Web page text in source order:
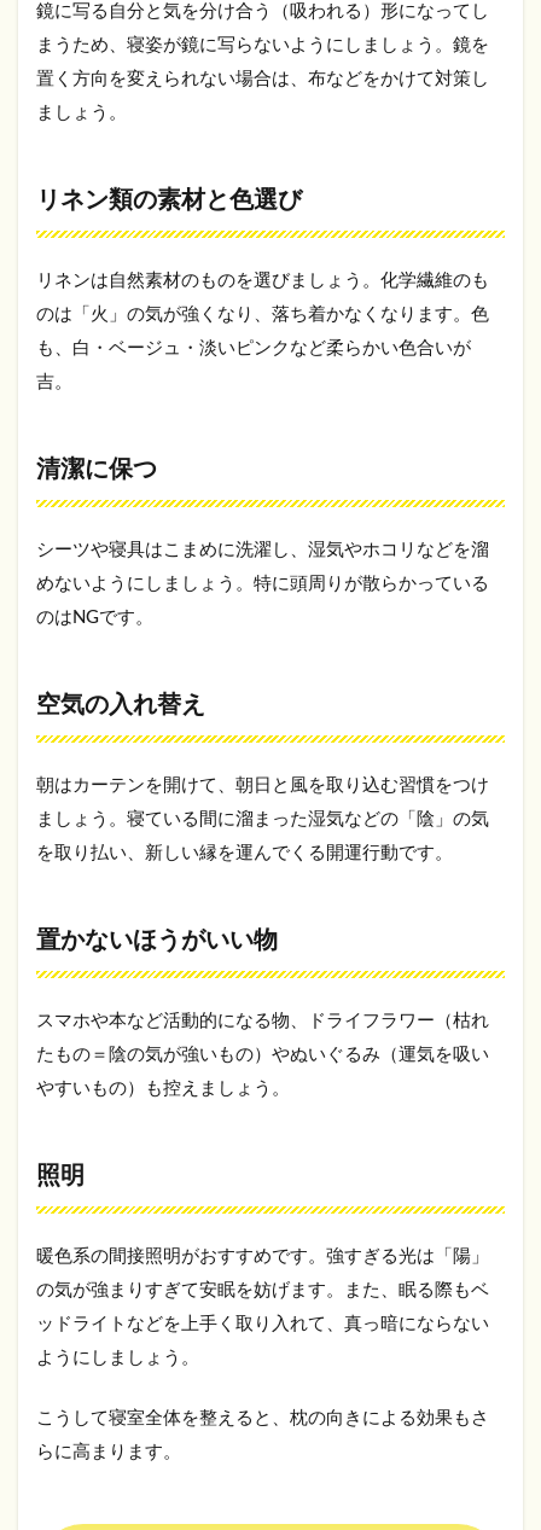
鏡に写る自分と気を分け合う（吸われる）形になってし
まうため、寝姿が鏡に写らないようにしましょう。鏡を
置く方向を変えられない場合は、布などをかけて対策し
ましょう。
リネン類の素材と色選び
リネンは自然素材のものを選びましょう。化学繊維のも
のは「火」の気が強くなり、落ち着かなくなります。色
も、白・ベージュ・淡いピンクなど柔らかい色合いが
吉。
清潔に保つ
シーツや寝具はこまめに洗濯し、湿気やホコリなどを溜
めないようにしましょう。特に頭周りが散らかっている
のはNGです。
空気の入れ替え
朝はカーテンを開けて、朝日と風を取り込む習慣をつけ
ましょう。寝ている間に溜まった湿気などの「陰」の気
を取り払い、新しい縁を運んでくる開運行動です。
置かないほうがいい物
スマホや本など活動的になる物、ドライフラワー（枯れ
たもの＝陰の気が強いもの）やぬいぐるみ（運気を吸い
やすいもの）も控えましょう。
照明
暖色系の間接照明がおすすめです。強すぎる光は「陽」
の気が強まりすぎて安眠を妨げます。また、眠る際もベ
ッドライトなどを上手く取り入れて、真っ暗にならない
ようにしましょう。
こうして寝室全体を整えると、枕の向きによる効果もさ
らに高まります。